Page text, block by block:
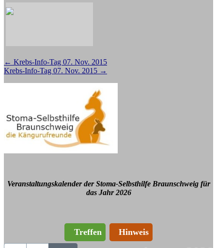
Beitragsnavigation
← Krebs-Info-Tag 07. Nov. 2015
Krebs-Info-Tag 07. Nov. 2015 →
Veranstaltungskalender der Stoma-Selbsthilfe Braunschweig für
das Jahr 2026
Treffen Hinweis